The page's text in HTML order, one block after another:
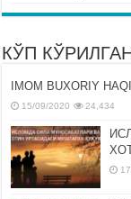
КЎП
IMOM BUXORIY
15/09/2020 24,434